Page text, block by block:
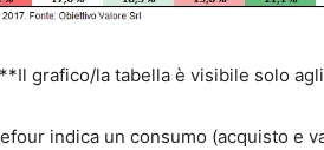
grafico/la tabella è visibile solo
indica un consumo (acquisto e